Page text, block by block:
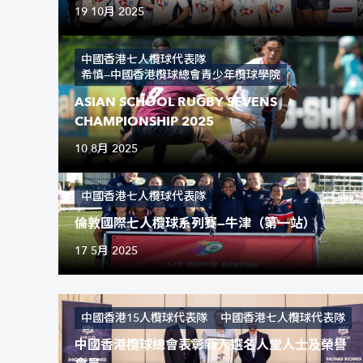
19 10月 2025
中國香港七人欖球代表隊
希慎—中國香港欖球總會青少年欖球學院
ASIAN SCHOOL RUGBY SEVENS
CHAMPIONSHIP 2025
10 8月 2025
中國香港七人欖球代表隊
倫敦國際七人欖球系列賽—牛津（第一站）
17 5月 2025
中國香港15人欖球代表隊 中國香港七人欖球代表隊
中國香港欖球總會表彰新入選名人堂人士及榮譽